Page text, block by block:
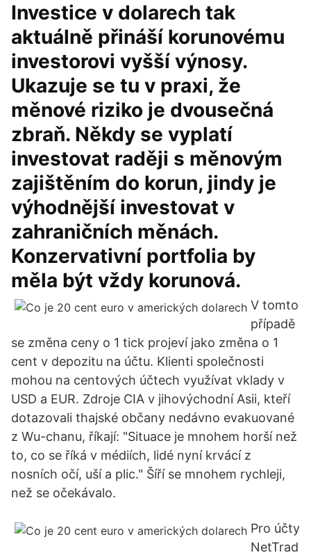
Investice v dolarech tak
aktuálně přináší korunovému
investorovi vyšší výnosy.
Ukazuje se tu v praxi, že
měnové riziko je dvousečná
zbraň. Někdy se vyplatí
investovat raději s měnovým
zajištěním do korun, jindy je
výhodnější investovat v
zahraničních měnách.
Konzervativní portfolia by
měla být vždy korunová.
V tomto
případě
se změna ceny o 1 tick projeví jako změna o 1
cent v depozitu na účtu. Klienti společnosti
mohou na centových účtech využívat vklady v
USD a EUR. Zdroje CIA v jihovýchodní Asii, kteří
dotazovali thajské občany nedávno evakuované
z Wu-chanu, říkají: "Situace je mnohem horší než
to, co se říká v médiích, lidé nyní krvácí z
nosních očí, uší a plic." Šíří se mnohem rychleji,
než se očekávalo.
Pro účty
NetTrad